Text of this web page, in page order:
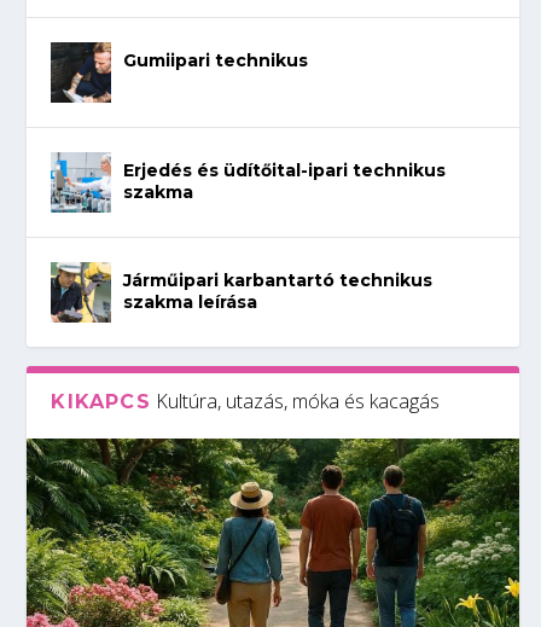
Gumiipari technikus
Erjedés és üdítőital-ipari technikus
szakma
Járműipari karbantartó technikus
szakma leírása
KIKAPCS Kultúra, utazás, móka és kacagás